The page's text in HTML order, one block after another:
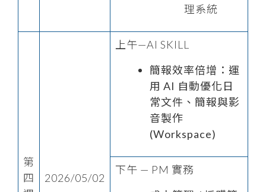
理系統
第
四
2026/05/02
上午—AI SKILL
簡報效率倍增：運
用 AI 自動優化日
常文件、簡報與影
音製作
(Workspace)
下午 — PM 實務